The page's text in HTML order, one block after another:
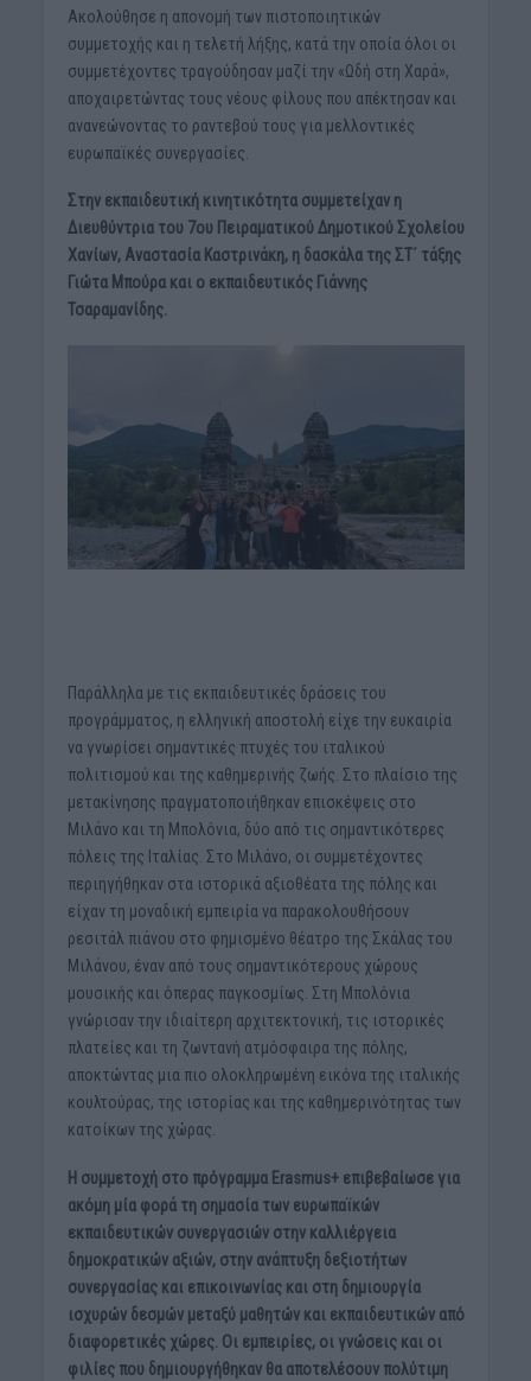
Ακολούθησε η απονομή των πιστοποιητικών
συμμετοχής και η τελετή λήξης, κατά την οποία όλοι οι
συμμετέχοντες τραγούδησαν μαζί την «Ωδή στη Χαρά»,
αποχαιρετώντας τους νέους φίλους που απέκτησαν και
ανανεώνοντας το ραντεβού τους για μελλοντικές
ευρωπαϊκές συνεργασίες.
Στην εκπαιδευτική κινητικότητα συμμετείχαν η
Διευθύντρια του 7ου Πειραματικού Δημοτικού Σχολείου
Χανίων, Αναστασία Καστρινάκη, η δασκάλα της ΣΤ΄ τάξης
Γιώτα Μπούρα και ο εκπαιδευτικός Γιάννης
Τσαραμανίδης.
Παράλληλα με τις εκπαιδευτικές δράσεις του
προγράμματος, η ελληνική αποστολή είχε την ευκαιρία
να γνωρίσει σημαντικές πτυχές του ιταλικού
πολιτισμού και της καθημερινής ζωής. Στο πλαίσιο της
μετακίνησης πραγματοποιήθηκαν επισκέψεις στο
Μιλάνο και τη Μπολόνια, δύο από τις σημαντικότερες
πόλεις της Ιταλίας. Στο Μιλάνο, οι συμμετέχοντες
περιηγήθηκαν στα ιστορικά αξιοθέατα της πόλης και
είχαν τη μοναδική εμπειρία να παρακολουθήσουν
ρεσιτάλ πιάνου στο φημισμένο θέατρο της Σκάλας του
Μιλάνου, έναν από τους σημαντικότερους χώρους
μουσικής και όπερας παγκοσμίως. Στη Μπολόνια
γνώρισαν την ιδιαίτερη αρχιτεκτονική, τις ιστορικές
πλατείες και τη ζωντανή ατμόσφαιρα της πόλης,
αποκτώντας μια πιο ολοκληρωμένη εικόνα της ιταλικής
κουλτούρας, της ιστορίας και της καθημερινότητας των
κατοίκων της χώρας.
Η συμμετοχή στο πρόγραμμα Erasmus+ επιβεβαίωσε για
ακόμη μία φορά τη σημασία των ευρωπαϊκών
εκπαιδευτικών συνεργασιών στην καλλιέργεια
δημοκρατικών αξιών, στην ανάπτυξη δεξιοτήτων
συνεργασίας και επικοινωνίας και στη δημιουργία
ισχυρών δεσμών μεταξύ μαθητών και εκπαιδευτικών από
διαφορετικές χώρες. Οι εμπειρίες, οι γνώσεις και οι
φιλίες που δημιουργήθηκαν θα αποτελέσουν πολύτιμη